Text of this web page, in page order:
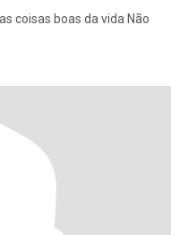
coisas boas da vida Não